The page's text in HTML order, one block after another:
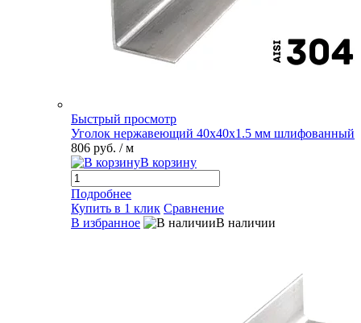
Быстрый просмотр
Уголок нержавеющий 40х40х1.5 мм шлифованный
806 руб. / м
В корзину
Подробнее
Купить в 1 клик Сравнение
В избранное
В наличии